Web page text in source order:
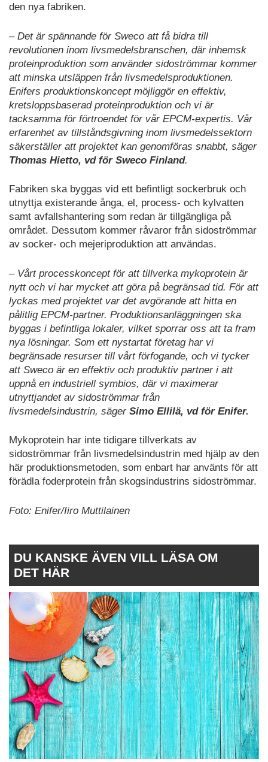
den nya fabriken.
– Det är spännande för Sweco att få bidra till
revolutionen inom livsmedelsbranschen, där inhemsk
proteinproduktion som använder sidoströmmar kommer
att minska utsläppen från livsmedelsproduktionen.
Enifers produktionskoncept möjliggör en effektiv,
kretsloppsbaserad proteinproduktion och vi är
tacksamma för förtroendet för vår EPCM-expertis. Vår
erfarenhet av tillståndsgivning inom livsmedelssektorn
säkerställer att projektet kan genomföras snabbt, säger
Thomas Hietto, vd för Sweco Finland.
Fabriken ska byggas vid ett befintligt sockerbruk och
utnyttja existerande ånga, el, process- och kylvatten
samt avfallshantering som redan är tillgängliga på
området. Dessutom kommer råvaror från sidoströmmar
av socker- och mejeriproduktion att användas.
– Vårt processkoncept för att tillverka mykoprotein är
nytt och vi har mycket att göra på begränsad tid. För att
lyckas med projektet var det avgörande att hitta en
pålitlig EPCM-partner. Produktionsanläggningen ska
byggas i befintliga lokaler, vilket sporrar oss att ta fram
nya lösningar. Som ett nystartat företag har vi
begränsade resurser till vårt förfogande, och vi tycker
att Sweco är en effektiv och produktiv partner i att
uppnå en industriell symbios, där vi maximerar
utnyttjandet av sidoströmmar från
livsmedelsindustrin, säger Simo Ellilä, vd för Enifer.
Mykoprotein har inte tidigare tillverkats av
sidoströmmar från livsmedelsindustrin med hjälp av den
här produktionsmetoden, som enbart har använts för att
förädla foderprotein från skogsindustrins sidoströmmar.
Foto: Enifer/Iiro Muttilainen
DU KANSKE ÄVEN VILL LÄSA OM
DET HÄR